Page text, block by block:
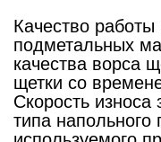
Качество
подметальных
качества ворса
щетки со
Скорость износа
типа напольного